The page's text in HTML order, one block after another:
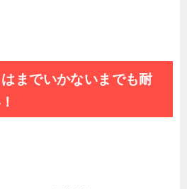
までいかないまでも耐